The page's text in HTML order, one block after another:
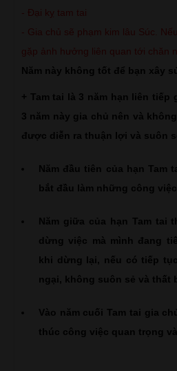
- Đại kỵ tam tai
- Gia chủ sẽ phạm kim lâu Súc.
gặp ảnh hưởng liên quan tới chăn
Năm này không tốt để bạn xây
+ Tam tai là 3 năm hạn liên tiếp
3 năm này gia chủ nên và
được diễn ra thuận lợi và suôn
Năm đầu tiên của hạn Tam
bắt đầu làm những công
Năm giữa của hạn Tam tai
dừng việc mà mình đang
khi dừng lại, nếu có tiếp
ngại, không suôn sẻ và thất
Vào năm cuối Tam tai gia
thúc công việc quan trọng